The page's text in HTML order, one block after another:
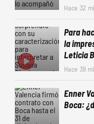
Hace 32
Para
la
Leticia
Hace 39
Enner
Boca: